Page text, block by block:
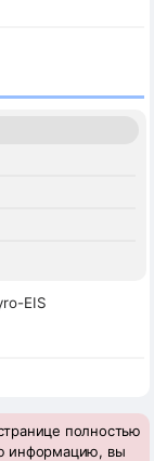
EIS
полностью
информацию, вы